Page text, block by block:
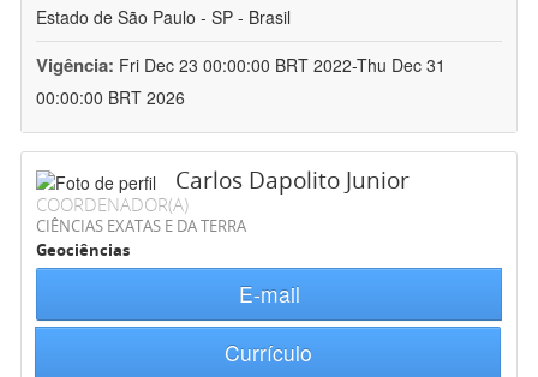
Estado de São Paulo - SP - Brasil
Vigência: Fri Dec 23 00:00:00 BRT 2022-Thu Dec 31
00:00:00 BRT 2026
Carlos Dapolito Junior
COORDENADOR(A)
CIÊNCIAS EXATAS E DA TERRA
Geociências
E-mail
Currículo